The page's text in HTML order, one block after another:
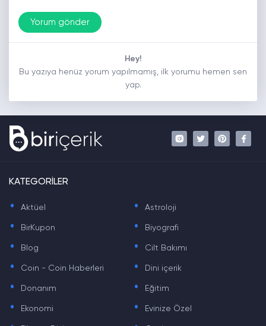
Hey!
Bu yazıya henüz yorum yapılmamış, ilk yorumu hemen sen
yap.
KATEGORİLER
. Aktüel . Astroloji
. BirKupon . Biyografi
. Blog . Cilt Bakımı
. Coin - Coin Haberleri . Dini içerik
. Donanım . Eğitim
. Ekonomi . Evinize Özel